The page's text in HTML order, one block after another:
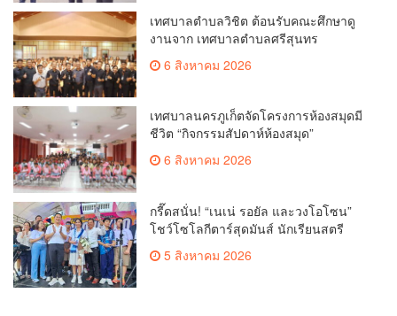
เทศบาลตำบลวิชิต ต้อนรับคณะศึกษาดู
งานจาก เทศบาลตำบลศรีสุนทร
6 สิงหาคม 2026
เทศบาลนครภูเก็ตจัดโครงการห้องสมุดมี
ชีวิต “กิจกรรมสัปดาห์ห้องสมุด”
6 สิงหาคม 2026
กรี๊ดสนั่น! “เนเน่ รอยัล และวงโอโซน”
โชว์โซโลกีตาร์สุดมันส์ นักเรียนสตรี
5 สิงหาคม 2026